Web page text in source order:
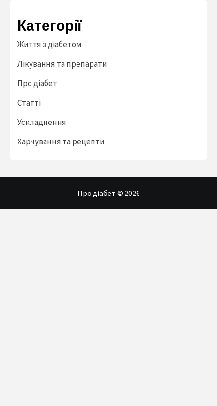
Категорії
Життя з діабетом
Лікування та препарати
Про діабет
Статті
Ускладнення
Харчування та рецепти
Про діабет © 2026